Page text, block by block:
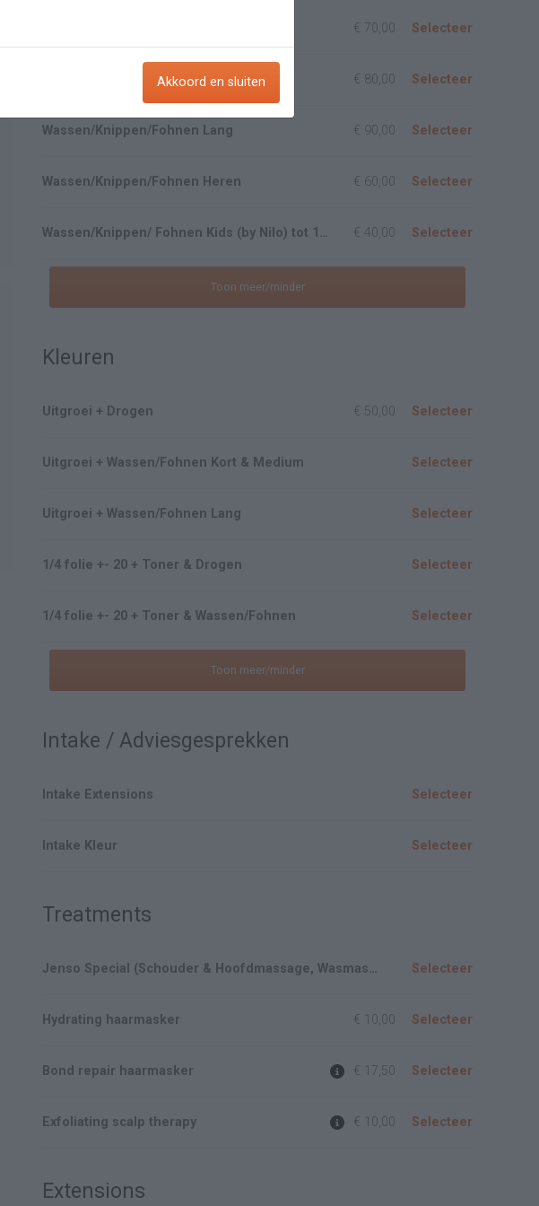
€ 70,00 Selecteer
Wassen/Knippen/Fohnen Medium € 80,00 Selecteer
Wassen/Knippen/Fohnen Lang € 90,00 Selecteer
Wassen/Knippen/Fohnen Heren € 60,00 Selecteer
Wassen/Knippen/ Fohnen Kids (by Nilo) tot 10jr € 40,00 Selecteer
Toon meer/minder
Kleuren
Uitgroei + Drogen € 50,00 Selecteer
Uitgroei + Wassen/Fohnen Kort & Medium Selecteer
Uitgroei + Wassen/Fohnen Lang Selecteer
1/4 folie +- 20 + Toner & Drogen Selecteer
1/4 folie +- 20 + Toner & Wassen/Fohnen Selecteer
Toon meer/minder
Intake / Adviesgesprekken
Intake Extensions Selecteer
Intake Kleur Selecteer
Treatments
Jenso Special (Schouder & Hoofdmassage, Wasmassage en Haarmasker) Selecteer
Hydrating haarmasker € 10,00 Selecteer
Bond repair haarmasker € 17,50 Selecteer
Exfoliating scalp therapy € 10,00 Selecteer
Extensions
Akkoord en sluiten